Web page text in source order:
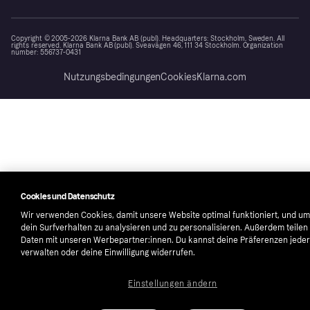
Copyright © 2005-2026 Klarna Bank AB (publ). Headquarters: Stockholm, Sweden. All
rights reserved. Klarna Bank AB (publ). Sveavägen 46, 111 34 Stockholm. Organization
number: 556737-0431
NutzungsbedingungenCookiesKlarna.com
Cookies und Datenschutz
Wir verwenden Cookies, damit unsere Website optimal funktioniert, und um
dein Surfverhalten zu analysieren und zu personalisieren. Außerdem teilen
Daten mit unseren Werbepartner:innen. Du kannst deine Präferenzen
verwalten oder deine Einwilligung widerrufen.
Einstellungen ändern